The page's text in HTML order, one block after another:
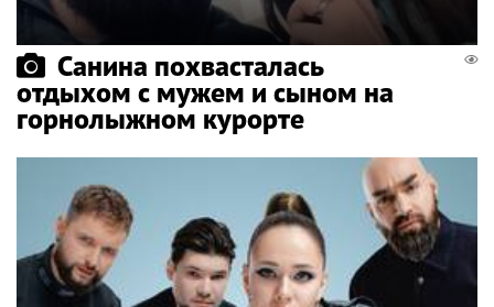
Санина похвасталась
отдыхом с мужем и сыном на
горнолыжном курорте